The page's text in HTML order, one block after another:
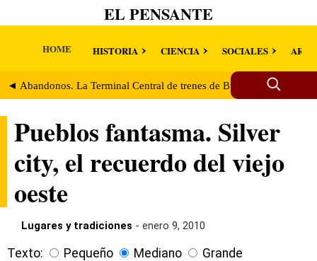
EL PENSANTE
HOME HISTORIA CIENCIA SOCIALES
◄ Abandonos. La Terminal Central de trenes de Buffalo Lugares
Pueblos fantasma. Silver
city, el recuerdo del viejo
oeste
Lugares y tradiciones - enero 9, 2010
Texto: Pequeño Mediano Grande